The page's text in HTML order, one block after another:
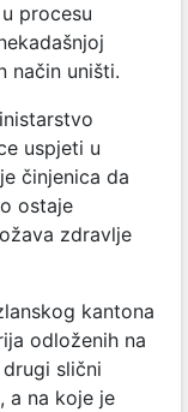
procesu
način uništi.
uspjeti u
činjenica da
ostaje
zdravlje
kantona
odloženih na
slični
a na koje je